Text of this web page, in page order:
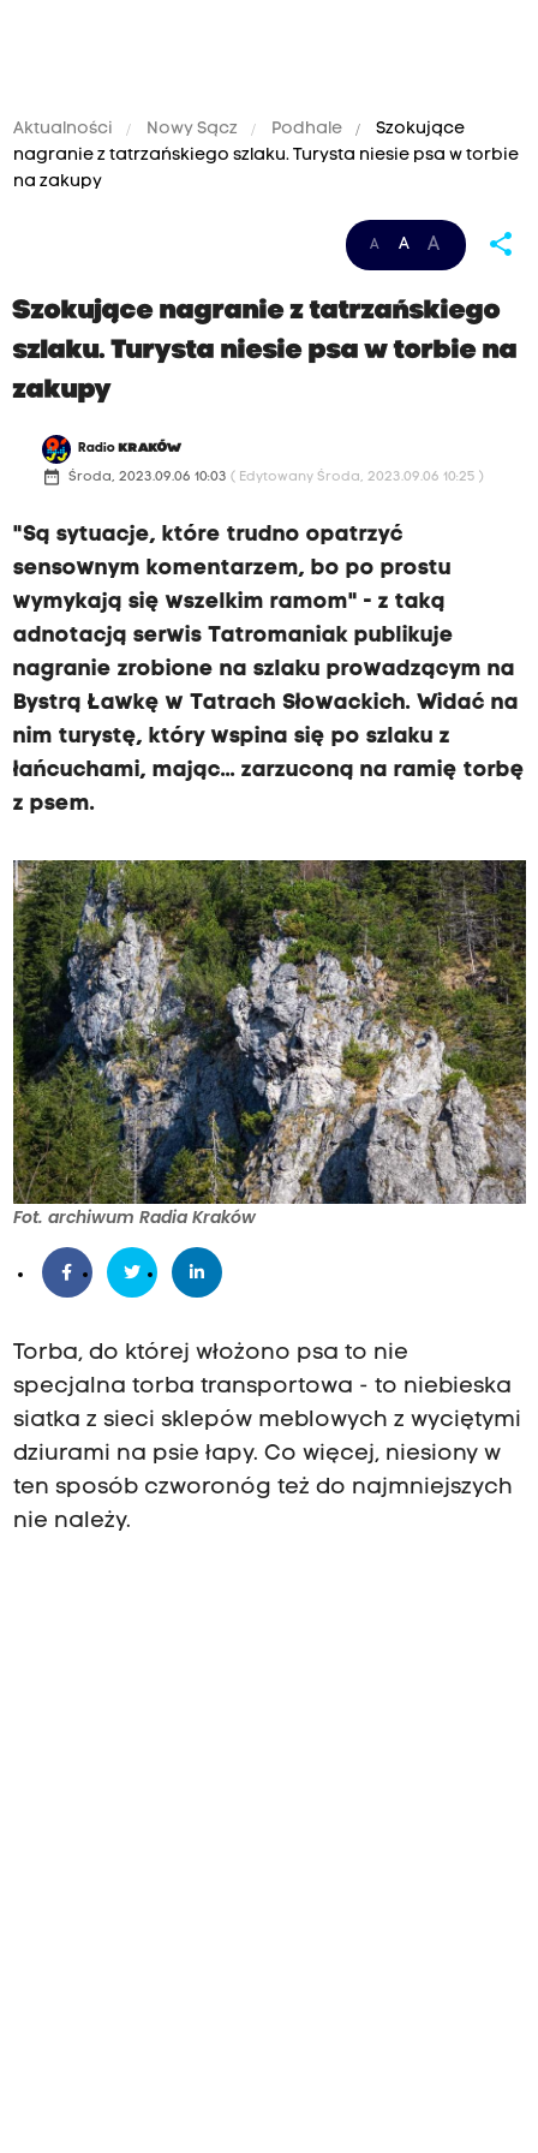
Aktualności Nowy Sącz Podhale
Szokujące
nagranie z tatrzańskiego szlaku. Turysta niesie psa w torbie
na zakupy
A A A share
Szokujące nagranie z tatrzańskiego
szlaku. Turysta niesie psa w torbie na
zakupy
Radio KRAKÓW
date_range Środa, 2023.09.06 10:03 ( Edytowany Środa, 2023.09.06 10:25 )
"Są sytuacje, które trudno opatrzyć
sensownym komentarzem, bo po prostu
wymykają się wszelkim ramom" - z taką
adnotacją serwis Tatromaniak publikuje
nagranie zrobione na szlaku prowadzącym na
Bystrą Ławkę w Tatrach Słowackich. Widać na
nim turystę, który wspina się po szlaku z
łańcuchami, mając... zarzuconą na ramię torbę
z psem.
Fot. archiwum Radia Kraków
Torba, do której włożono psa to nie
specjalna torba transportowa - to niebieska
siatka z sieci sklepów meblowych z wyciętymi
dziurami na psie łapy. Co więcej, niesiony w
ten sposób czworonóg też do najmniejszych
nie należy.